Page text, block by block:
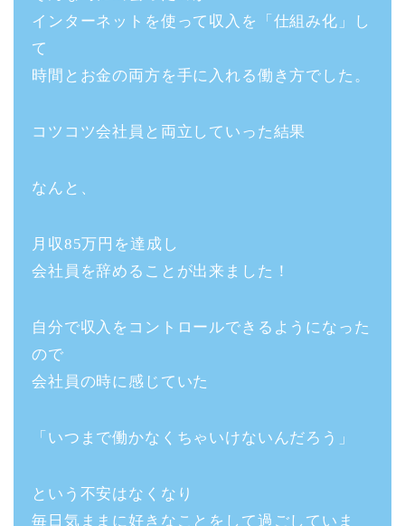
インターネットを使って収入を「仕組み化」し
て
時間とお金の両方を手に入れる働き方でした。
コツコツ会社員と両立していった結果
なんと、
月収85万円を達成し
会社員を辞めることが出来ました！
自分で収入をコントロールできるようになった
ので
会社員の時に感じていた
「いつまで働かなくちゃいけないんだろう」
という不安はなくなり
毎日気ままに好きなことをして過ごしていま